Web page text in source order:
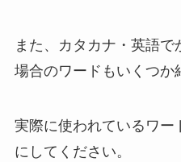
また、カタカナ・英語
場合のワードもいくつか
実際に使われているワー
にしてください。